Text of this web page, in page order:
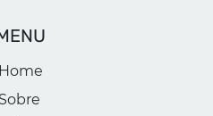
Home